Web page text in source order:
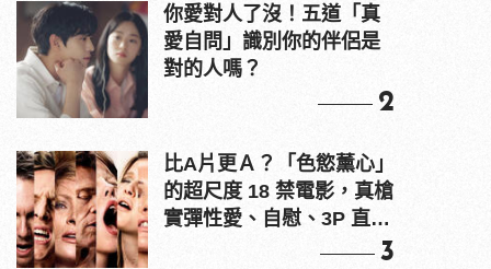
你愛對人了沒！五道「真
愛自問」識別你的伴侶是
對的人嗎？
2
比A片更Ａ？「色慾薰心」
的超尺度 18 禁電影，真槍
實彈性愛、自慰、3P 直接
3